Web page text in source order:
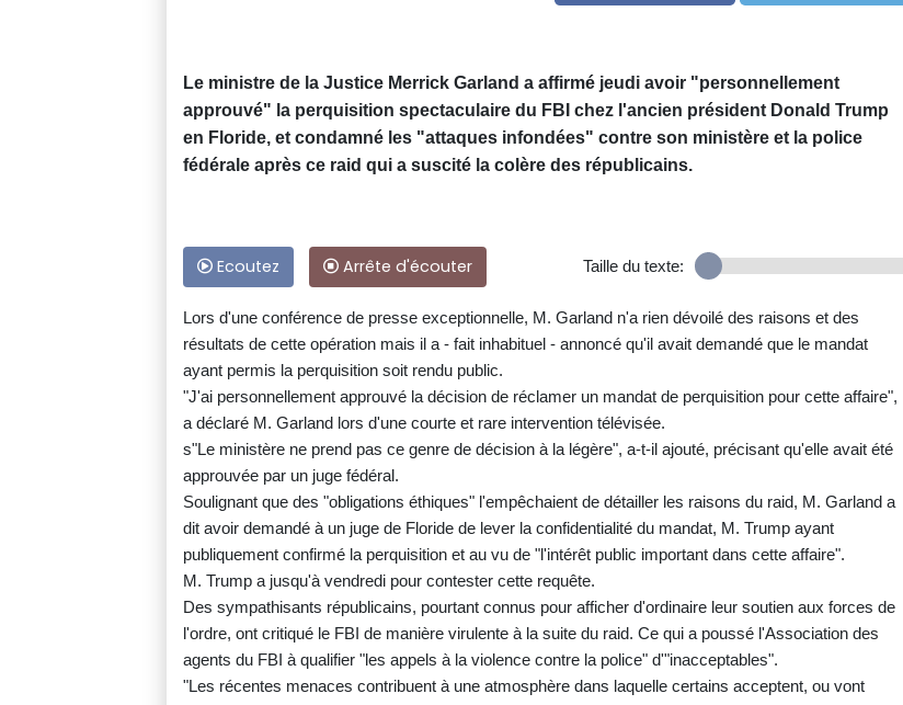
Le ministre de la Justice Merrick Garland a affirmé jeudi avoir "personnellement
approuvé" la perquisition spectaculaire du FBI chez l'ancien président Donald Trump
en Floride, et condamné les "attaques infondées" contre son ministère et la police
fédérale après ce raid qui a suscité la colère des républicains.
Ecoutez Arrête d'écouter Taille du texte:
Lors d'une conférence de presse exceptionnelle, M. Garland n'a rien dévoilé des raisons et des
résultats de cette opération mais il a - fait inhabituel - annoncé qu'il avait demandé que le mandat
ayant permis la perquisition soit rendu public.
"J'ai personnellement approuvé la décision de réclamer un mandat de perquisition pour cette affaire",
a déclaré M. Garland lors d'une courte et rare intervention télévisée.
s"Le ministère ne prend pas ce genre de décision à la légère", a-t-il ajouté, précisant qu'elle avait été
approuvée par un juge fédéral.
Soulignant que des "obligations éthiques" l'empêchaient de détailler les raisons du raid, M. Garland a
dit avoir demandé à un juge de Floride de lever la confidentialité du mandat, M. Trump ayant
publiquement confirmé la perquisition et au vu de "l'intérêt public important dans cette affaire".
M. Trump a jusqu'à vendredi pour contester cette requête.
Des sympathisants républicains, pourtant connus pour afficher d'ordinaire leur soutien aux forces de
l'ordre, ont critiqué le FBI de manière virulente à la suite du raid. Ce qui a poussé l'Association des
agents du FBI à qualifier "les appels à la violence contre la police" d'"inacceptables".
"Les récentes menaces contribuent à une atmosphère dans laquelle certains acceptent, ou vont